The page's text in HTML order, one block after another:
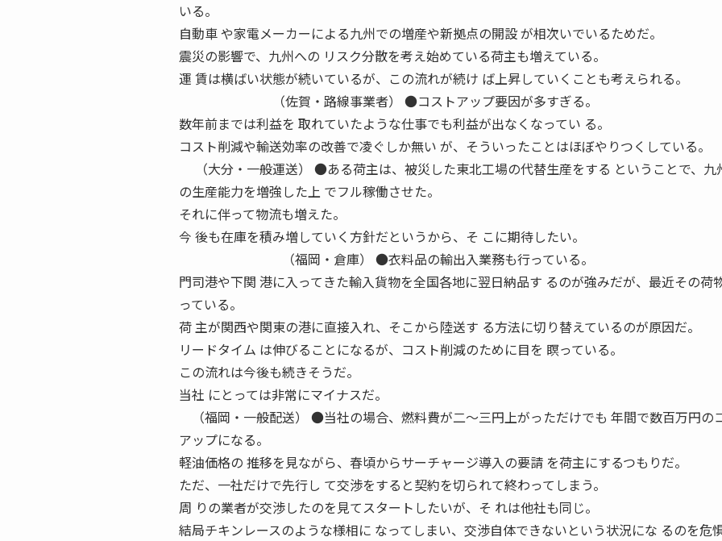
いる。
自動車 や家電メーカーによる九州での増産や新拠点の開設 が相次いでいるためだ。
震災の影響で、九州への リスク分散を考え始めている荷主も増えている。
運 賃は横ばい状態が続いているが、この流れが続け ば上昇していくことも考えられる。
（佐賀・路線事業者） ●コストアップ要因が多すぎる。
数年前までは利益を 取れていたような仕事でも利益が出なくなってい る。
コスト削減や輸送効率の改善で凌ぐしか無い が、そういったことはほぼやりつくしている。
（大分・一般運送） ●ある荷主は、被災した東北工場の代替生産をする ということで、九
の生産能力を増強した上 でフル稼働させた。
それに伴って物流も増えた。
今 後も在庫を積み増していく方針だというから、そ こに期待したい。
（福岡・倉庫） ●衣料品の輸出入業務も行っている。
門司港や下関 港に入ってきた輸入貨物を全国各地に翌日納品す るのが強みだが、最近その荷
っている。
荷 主が関西や関東の港に直接入れ、そこから陸送す る方法に切り替えているのが原因だ。
リードタイム は伸びることになるが、コスト削減のために目を 瞑っている。
この流れは今後も続きそうだ。
当社 にとっては非常にマイナスだ。
（福岡・一般配送） ●当社の場合、燃料費が二〜三円上がっただけでも 年間で数百万円の
アップになる。
軽油価格の 推移を見ながら、春頃からサーチャージ導入の要請 を荷主にするつもりだ。
ただ、一社だけで先行し て交渉をすると契約を切られて終わってしまう。
周 りの業者が交渉したのを見てスタートしたいが、そ れは他社も同じ。
結局チキンレースのような様相に なってしまい、交渉自体できないという状況にな るのを危